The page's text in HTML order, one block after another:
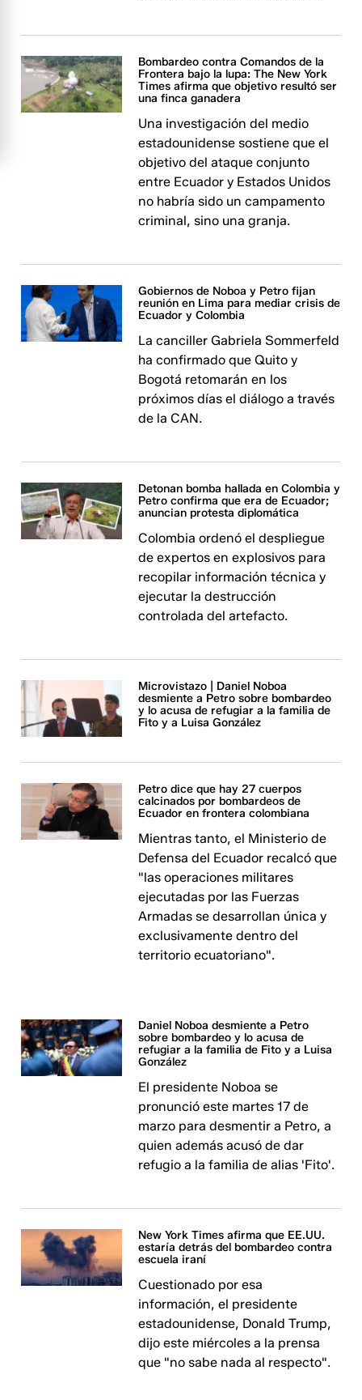
Bombardeo contra Comandos de la
Frontera bajo la lupa: The New York
Times afirma que objetivo resultó ser
una finca ganadera
Una investigación del medio
estadounidense sostiene que el
objetivo del ataque conjunto
entre Ecuador y Estados Unidos
no habría sido un campamento
criminal, sino una granja.
Gobiernos de Noboa y Petro fijan
reunión en Lima para mediar crisis de
Ecuador y Colombia
La canciller Gabriela Sommerfeld
ha confirmado que Quito y
Bogotá retomarán en los
próximos días el diálogo a través
de la CAN.
Detonan bomba hallada en Colombia y
Petro confirma que era de Ecuador;
anuncian protesta diplomática
Colombia ordenó el despliegue
de expertos en explosivos para
recopilar información técnica y
ejecutar la destrucción
controlada del artefacto.
Microvistazo | Daniel Noboa
desmiente a Petro sobre bombardeo
y lo acusa de refugiar a la familia de
Fito y a Luisa González
Petro dice que hay 27 cuerpos
calcinados por bombardeos de
Ecuador en frontera colombiana
Mientras tanto, el Ministerio de
Defensa del Ecuador recalcó que
"las operaciones militares
ejecutadas por las Fuerzas
Armadas se desarrollan única y
exclusivamente dentro del
territorio ecuatoriano".
Daniel Noboa desmiente a Petro
sobre bombardeo y lo acusa de
refugiar a la familia de Fito y a Luisa
González
El presidente Noboa se
pronunció este martes 17 de
marzo para desmentir a Petro, a
quien además acusó de dar
refugio a la familia de alias 'Fito'.
New York Times afirma que EE.UU.
estaría detrás del bombardeo contra
escuela iraní
Cuestionado por esa
información, el presidente
estadounidense, Donald Trump,
dijo este miércoles a la prensa
que "no sabe nada al respecto".